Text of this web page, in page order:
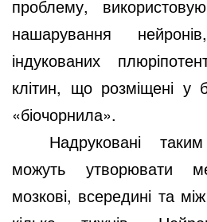
проблему,
нашарування
індукованих
клітин, що розміщені у
«біочорнила».
Надруковані
можуть утворювати
мозкові, всередині та